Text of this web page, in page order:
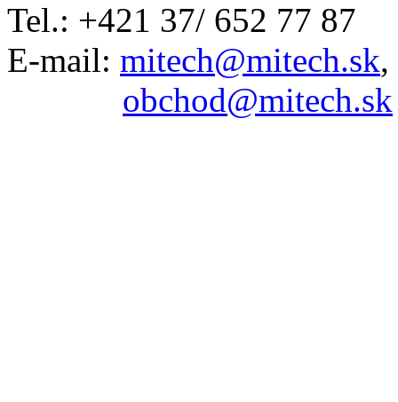
Tel.: +421 37/ 652 77 87
E-mail: mitech@mitech.sk,
obchod@mitech.sk